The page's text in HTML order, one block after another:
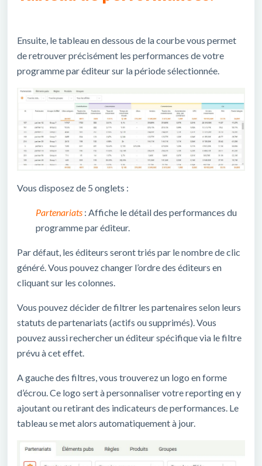
Ensuite, le tableau en dessous de la courbe vous permet
de retrouver précisément les performances de votre
programme par éditeur sur la période sélectionnée.
Vous disposez de 5 onglets :
Partenariats : Affiche le détail des performances du
programme par éditeur.
Par défaut, les éditeurs seront triés par le nombre de clic
généré. Vous pouvez changer l’ordre des éditeurs en
cliquant sur les colonnes.
Vous pouvez décider de filtrer les partenaires selon leurs
statuts de partenariats (actifs ou supprimés). Vous
pouvez aussi rechercher un éditeur spécifique via le filtre
prévu à cet effet.
A gauche des filtres, vous trouverez un logo en forme
d’écrou. Ce logo sert à personnaliser votre reporting en y
ajoutant ou retirant des indicateurs de performances. Le
tableau se met alors automatiquement à jour.